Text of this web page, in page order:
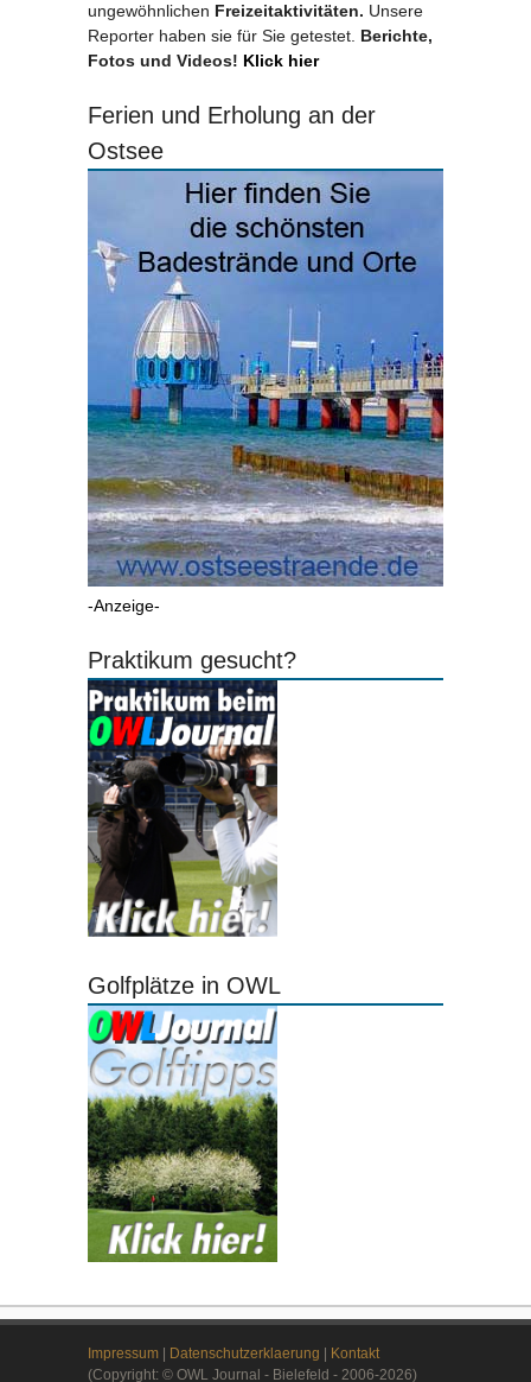
ungewöhnlichen Freizeitaktivitäten. Unsere
Reporter haben sie für Sie getestet. Berichte,
Fotos und Videos! Klick hier
Ferien und Erholung an der
Ostsee
-Anzeige-
Praktikum gesucht?
Golfplätze in OWL
Impressum Datenschutzerklaerung
Kontakt
(Copyright: © OWL Journal - Bielefeld - 2006-2026)